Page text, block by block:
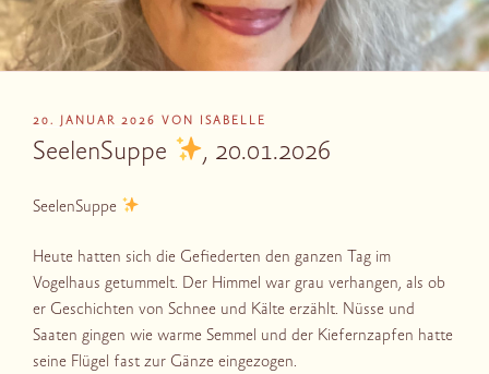
VERÖFFENTLICHT
AM
20. JANUAR 2026 VON ISABELLE
SeelenSuppe , 20.01.2026
SeelenSuppe
Heute hatten sich die Gefiederten den ganzen Tag im
Vogelhaus getummelt. Der Himmel war grau verhangen, als ob
er Geschichten von Schnee und Kälte erzählt. Nüsse und
Saaten gingen wie warme Semmel und der Kiefernzapfen hatte
seine Flügel fast zur Gänze eingezogen.